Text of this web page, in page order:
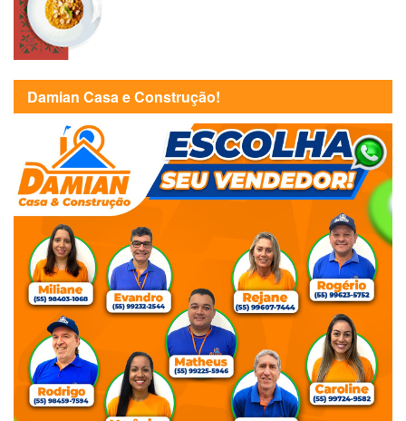
Damian Casa e Construção!